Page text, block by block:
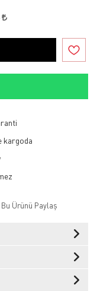
kargoda
Bu Ürünü Paylaş